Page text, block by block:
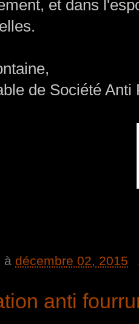
et dans
de Société Anti
à décembre 02, 2015
anti